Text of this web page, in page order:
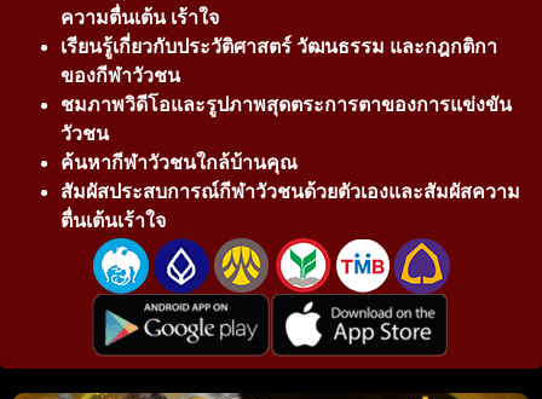
ความตื่นเต้น เร้าใจ
เรียนรู้เกี่ยวกับประวัติศาสตร์ วัฒนธรรม และกฎกติกา
ของกีฬาวัวชน
ชมภาพวิดีโอและรูปภาพสุดตระการตาของการแข่งขัน
วัวชน
ค้นหากีฬาวัวชนใกล้บ้านคุณ
สัมผัสประสบการณ์กีฬาวัวชนด้วยตัวเองและสัมผัสความ
ตื่นเต้นเร้าใจ